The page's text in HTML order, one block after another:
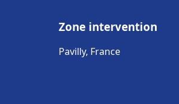
Zone intervention
Pavilly, France